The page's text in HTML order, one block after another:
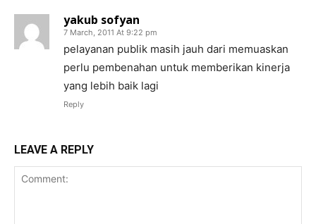
yakub sofyan
7 March, 2011 At 9:22 pm
pelayanan publik masih jauh dari memuaskan
perlu pembenahan untuk memberikan kinerja
yang lebih baik lagi
Reply
LEAVE A REPLY